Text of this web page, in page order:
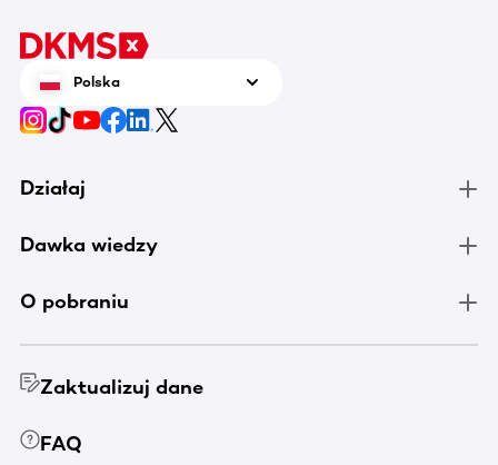
Polska
Działaj
Dawka wiedzy
O pobraniu
Zaktualizuj dane
FAQ